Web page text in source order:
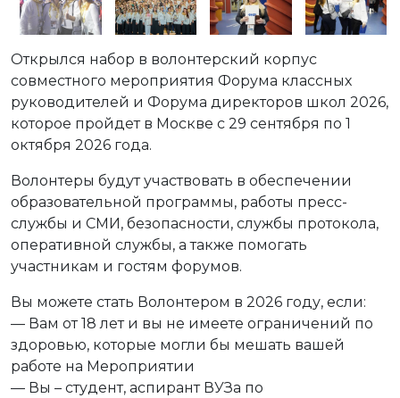
Открылся набор в волонтерский корпус
совместного мероприятия Форума классных
руководителей и Форума директоров школ 2026,
которое пройдет в Москве с 29 сентября по 1
октября 2026 года.
Волонтеры будут участвовать в обеспечении
образовательной программы, работы пресс-
службы и СМИ, безопасности, службы протокола,
оперативной службы, а также помогать
участникам и гостям форумов.
Вы можете стать Волонтером в 2026 году, если:
— Вам от 18 лет и вы не имеете ограничений по
здоровью, которые могли бы мешать вашей
работе на Мероприятии
— Вы – студент, аспирант ВУЗа по